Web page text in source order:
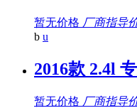
暂无价格 厂商指导
b u
2016款 2.4l
暂无价格 厂商指导